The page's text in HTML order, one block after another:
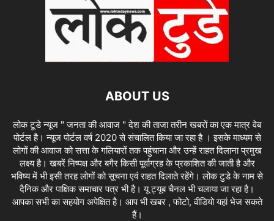
ABOUT US
लोक टूडे न्यूज " जनता की आवाज " देश की ताजा तरीन खबरों का एक मात्र वेब
पोर्टल है। न्यूज पोर्टल वर्ष 2020 से संचालित किया जा रहा है । इसके माध्यम से
लोगों की आवाज को सत्ता के गलियारों तक पहुंचाना और उन्हें राहत दिलाना प्रमुख
लक्ष्य है। खबरें निष्पक्ष और बगैर किसी पूर्वाग्रह के प्रकाशित की जाती है और
भविष्य में भी इसी तरह लोगों को सूचना एवं राहत दिलाते रहेंगे। लोक टुडे के नाम से
दैनिक और पाक्षिक समाचार पत्र भी है। यू ट्यूब चैनल भी चलाया जा रहा है।
आपका सभी का सहयोग अपेक्षित है। आप भी खबर , फोटो, वीडियो यहां भेज सकते
हैं।